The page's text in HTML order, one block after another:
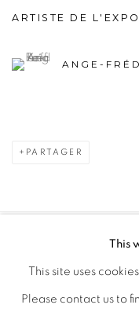
ARTISTE DE
ANGE-
PARTAGER
COPYRIGHT © 2026
SITE BY ARTLOGIC
This
This site uses
Please contact us to